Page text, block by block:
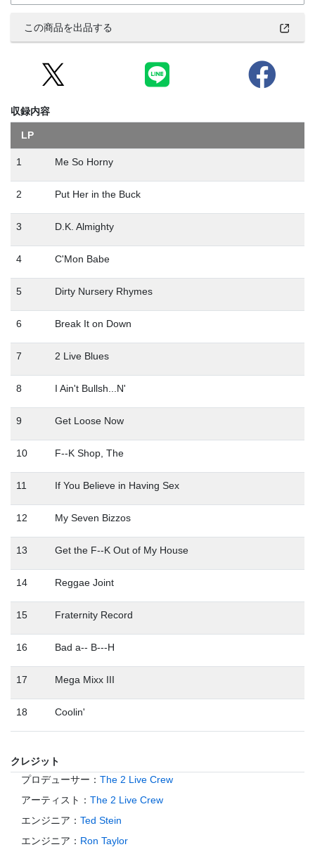
この商品を出品する
収録内容
LP
1 Me So Horny
2 Put Her in the Buck
3 D.K. Almighty
4 C'Mon Babe
5 Dirty Nursery Rhymes
6 Break It on Down
7 2 Live Blues
8 I Ain't Bullsh...N'
9 Get Loose Now
10 F--K Shop, The
11 If You Believe in Having Sex
12 My Seven Bizzos
13 Get the F--K Out of My House
14 Reggae Joint
15 Fraternity Record
16 Bad a-- B---H
17 Mega Mixx III
18 Coolin'
クレジット
プロデューサー ： The 2 Live Crew
アーティスト ： The 2 Live Crew
エンジニア ： Ted Stein
エンジニア ： Ron Taylor